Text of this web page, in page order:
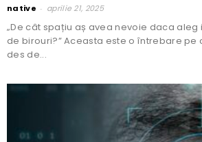
native - aprilie 21, 2025
„De cât spațiu aș avea nevoie daca
de birouri?” Aceasta este o întrebare pe
des de...